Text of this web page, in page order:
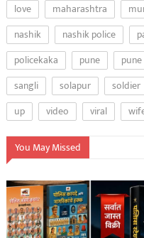
love
maharashtra
nashik
nashik police
policekaka
pune
sangli
solapur soldier
up
video viral
You May Missed